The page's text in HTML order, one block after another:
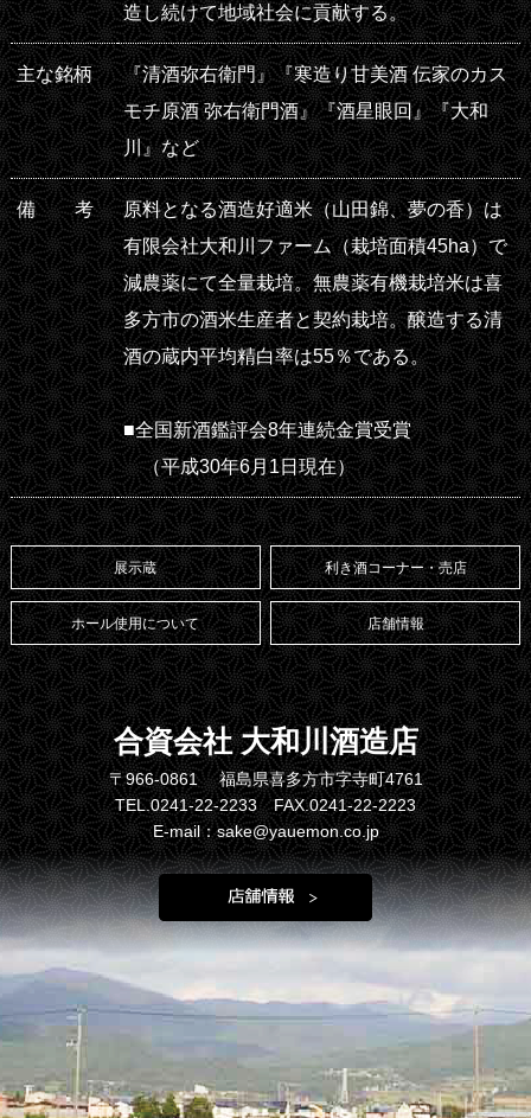
造し続けて地域社会に貢献する。
主な銘柄
『清酒弥右衛門』『寒造り甘美酒 伝家のカス
モチ原酒 弥右衛門酒』『酒星眼回』『大和
川』など
備考
原料となる酒造好適米（山田錦、夢の香）は
有限会社大和川ファーム（栽培面積45ha）で
減農薬にて全量栽培。無農薬有機栽培米は喜
多方市の酒米生産者と契約栽培。醸造する清
酒の蔵内平均精白率は55％である。
■全国新酒鑑評会8年連続金賞受賞
（平成30年6月1日現在）
展示蔵 利き酒コーナー・売店
ホール使用について 店舗情報
合資会社 大和川酒造店
〒966-0861 福島県喜多方市字寺町4761
TEL.0241-22-2233 FAX.0241-22-2223
E-mail：sake@yauemon.co.jp